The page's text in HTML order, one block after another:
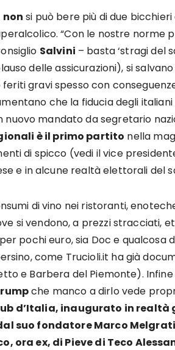
non si può bere più di due
“Con le nostre norme
Salvini – basta ‘stragi del
delle assicurazioni), si
gravi spesso con
che la fiducia degli
mandato da segretario
è il primo partito nella
di spicco (vedi il vice
e in alcune realtà elettorali del
di vino nei ristoranti,
si vendono, a prezzi stracciati,
pochi euro, sia Doc e qualcosa
come Trucioli.it ha già
e Barbera del Piemonte).
che manco a dirlo vede
d’Italia, inaugurato in realtà
suo fondatore Marco
ora ex, di Pieve di Teco